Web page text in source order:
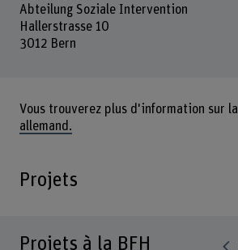
Abteilung Soziale Intervention
Hallerstrasse 10
3012 Bern
Vous trouverez plus d'information sur la
allemand.
Projets
Projets à la BFH